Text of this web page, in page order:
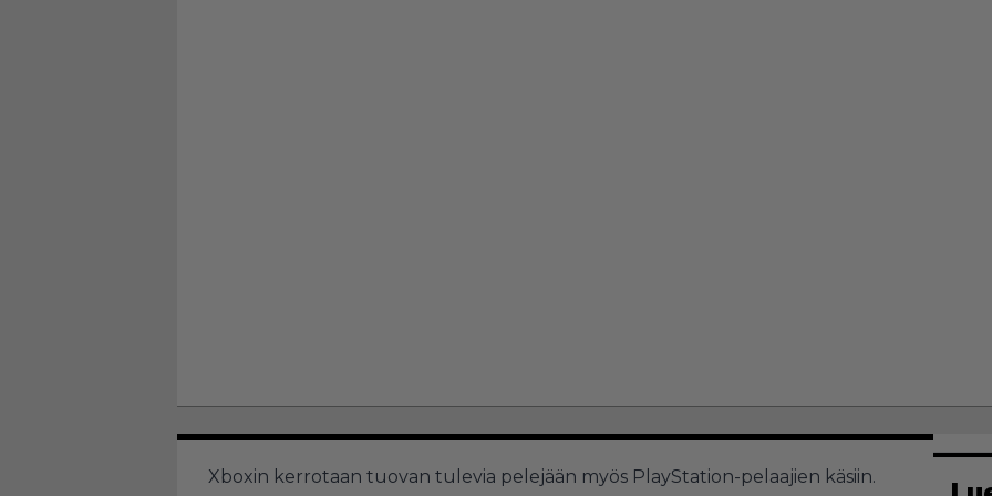
Xboxin kerrotaan tuovan tulevia pelejään myös PlayStation-pelaajien käsiin.